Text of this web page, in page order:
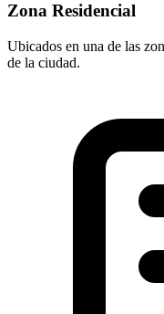
Zona Residencial
Ubicados en una de las
de la ciudad.